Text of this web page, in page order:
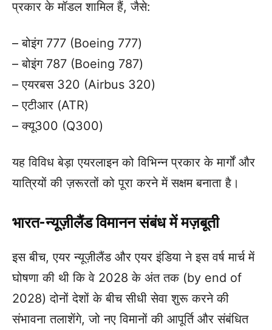
प्रकार के मॉडल शामिल हैं, जैसे:
– बोइंग 777 (Boeing 777)
– बोइंग 787 (Boeing 787)
– एयरबस 320 (Airbus 320)
– एटीआर (ATR)
– क्यू300 (Q300)
यह विविध बेड़ा एयरलाइन को विभिन्न प्रकार के मार्गों और
यात्रियों की ज़रूरतों को पूरा करने में सक्षम बनाता है।
भारत-न्यूज़ीलैंड विमानन संबंध में मज़बूती
इस बीच, एयर न्यूज़ीलैंड और एयर इंडिया ने इस वर्ष मार्च में
घोषणा की थी कि वे 2028 के अंत तक (by end of
2028) दोनों देशों के बीच सीधी सेवा शुरू करने की
संभावना तलाशेंगे, जो नए विमानों की आपूर्ति और संबंधित